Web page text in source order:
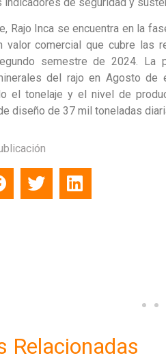
Rajo Inca se encuentra en la
valor comercial que cubre las
semestre de 2024. La
del rajo en Agosto
el tonelaje y el nivel de
diseño de 37 mil toneladas
Relacionadas